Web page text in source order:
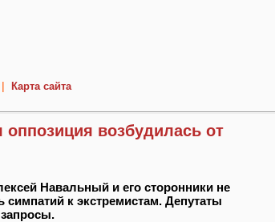
|
Карта сайта
оппозиция возбудилась от
Навальный и его сторонники не
симпатий к экстремистам. Депутаты